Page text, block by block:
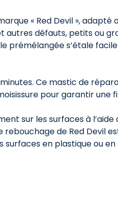
« Red Devil »,
autres défauts, petits ou
prémélangée s’étale
Ce mastic de
pour garantir
sur les surfaces à
rebouchage de Red Devil
surfaces en plastique ou